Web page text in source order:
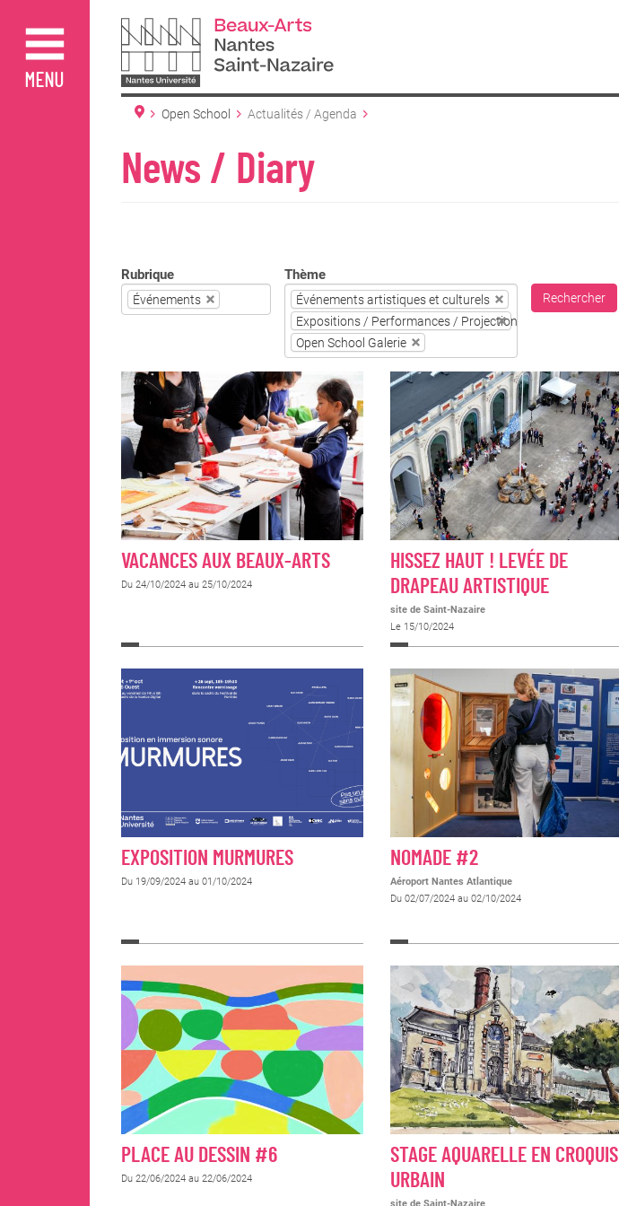
contenu
principal
MENU
Open School Actualités / Agenda
News / Diary
Rubrique
Événements
Thème
Événements artistiques et culturels
Expositions / Performances / Projections
Open School Galerie
Rechercher
VACANCES AUX BEAUX-ARTS
Du 24/10/2024 au 25/10/2024
HISSEZ HAUT ! LEVÉE DE
DRAPEAU ARTISTIQUE
site de Saint-Nazaire
Le 15/10/2024
EXPOSITION MURMURES
Du 19/09/2024 au 01/10/2024
NOMADE #2
Aéroport Nantes Atlantique
Du 02/07/2024 au 02/10/2024
PLACE AU DESSIN #6
Du 22/06/2024 au 22/06/2024
STAGE AQUARELLE EN CROQUIS
URBAIN
site de Saint-Nazaire